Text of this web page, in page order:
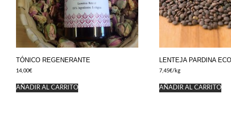
TÓNICO REGENERANTE
14,00€
AÑADIR AL CARRITO
LENTEJA PARDINA ECO
7,45€/kg
AÑADIR AL CARRITO